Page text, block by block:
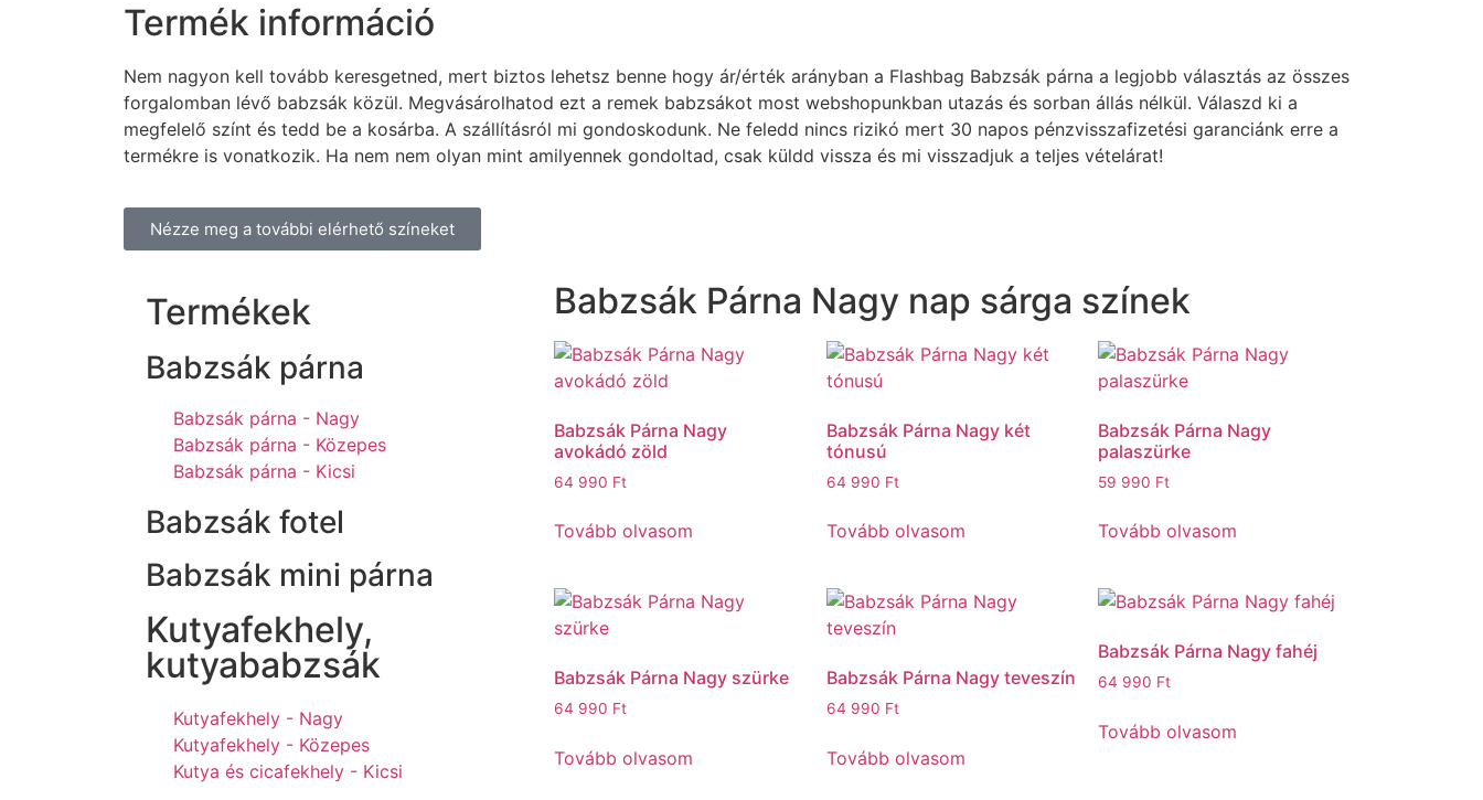
Termék információ
Nem nagyon kell tovább keresgetned, mert biztos lehetsz benne hogy ár/érték arányban a Flashbag Babzsák párna a legjobb választás az összes
forgalomban lévő babzsák közül. Megvásárolhatod ezt a remek babzsákot most webshopunkban utazás és sorban állás nélkül. Válaszd ki a
megfelelő színt és tedd be a kosárba. A szállításról mi gondoskodunk. Ne feledd nincs rizikó mert 30 napos pénzvisszafizetési garanciánk erre a
termékre is vonatkozik. Ha nem nem olyan mint amilyennek gondoltad, csak küldd vissza és mi visszadjuk a teljes vételárat!
Nézze meg a további elérhető színeket
Termékek
Babzsák párna
Babzsák párna - Nagy
Babzsák párna - Közepes
Babzsák párna - Kicsi
Babzsák fotel
Babzsák mini párna
Kutyafekhely,
kutyababzsák
Kutyafekhely - Nagy
Kutyafekhely - Közepes
Kutya és cicafekhely - Kicsi
Babzsák Párna Nagy nap sárga színek
Babzsák Párna Nagy
avokádó zöld
64 990 Ft
Tovább olvasom
Babzsák Párna Nagy két
tónusú
64 990 Ft
Tovább olvasom
Babzsák Párna Nagy
palaszürke
59 990 Ft
Tovább olvasom
Babzsák Párna Nagy szürke
64 990 Ft
Tovább olvasom
Babzsák Párna Nagy teveszín
64 990 Ft
Tovább olvasom
Babzsák Párna Nagy fahéj
64 990 Ft
Tovább olvasom